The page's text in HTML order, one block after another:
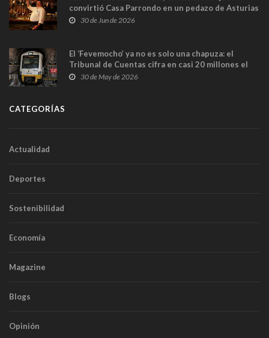
convirtió Casa Parrondo en un pedazo de Asturias
en Madrid
30 de Jun de 2026
El ‘Fevemocho’ ya no es solo una chapuza: el
Tribunal de Cuentas cifra en casi 20 millones el
sobrecoste de los trenes que no cabían por los
30 de May de 2026
CATEGORÍAS
Actualidad
Deportes
Sostenibilidad
Economía
Magazine
Blogs
Opinión